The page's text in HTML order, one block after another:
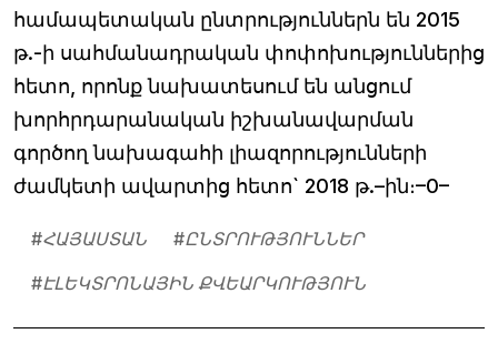
համապետական ընտրություններն են 2015
թ.-ի սահմանադրական փոփոխություններից
հետո, որոնք նախատեսում են անցում
խորհրդարանական իշխանավարման
գործող նախագահի լիազորությունների
ժամկետի ավարտից հետո` 2018 թ.–ին։–0–
#ՀԱՅԱՍՏԱՆ #ԸՆՏՐՈՒԹՅՈՒՆՆԵՐ
#ԷԼԵԿՏՐՈՆԱՅԻՆ ՔՎԵԱՐԿՈՒԹՅՈՒՆ